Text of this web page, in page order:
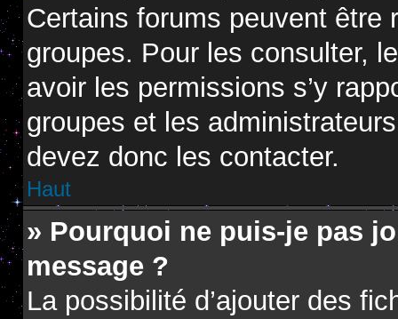
Certains forums peuvent être
groupes. Pour les consulter,
avoir les permissions s’y
groupes et les
devez donc les contacter.
Haut
» Pourquoi ne puis-je pas
message ?
La possibilité d’ajouter des